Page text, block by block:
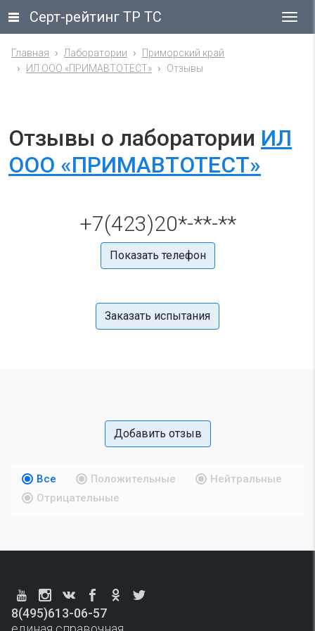
Серт-рейтинг ТР ТС
Главная Лаборатории
Приморский край
ИЛ ООО «ПРИМАВТОТЕСТ»
Отзывы
Отзывы о лаборатории ИЛ
ООО «ПРИМАВТОТЕСТ»
+7(423)20*-**-**
Показать телефон
Заказать испытания
Добавить отзыв
Все Положительные
Нейтральные
Отрицательные
8(495)613-06-57